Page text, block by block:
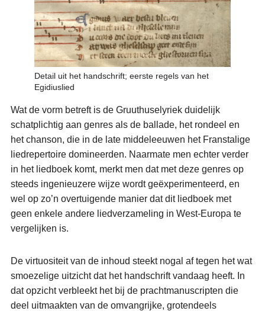
Detail uit het handschrift; eerste regels van het
Egidiuslied
Wat de vorm betreft is de Gruuthuselyriek duidelijk
schatplichtig aan genres als de ballade, het rondeel en
het chanson, die in de late middeleeuwen het Franstalige
liedrepertoire domineerden. Naarmate men echter verder
in het liedboek komt, merkt men dat met deze genres op
steeds ingenieuzere wijze wordt geëxperimenteerd, en
wel op zo’n overtuigende manier dat dit liedboek met
geen enkele andere liedverzameling in West-Europa te
vergelijken is.
De virtuositeit van de inhoud steekt nogal af tegen het wat
smoezelige uitzicht dat het handschrift vandaag heeft. In
dat opzicht verbleekt het bij de prachtmanuscripten die
deel uitmaakten van de omvangrijke, grotendeels